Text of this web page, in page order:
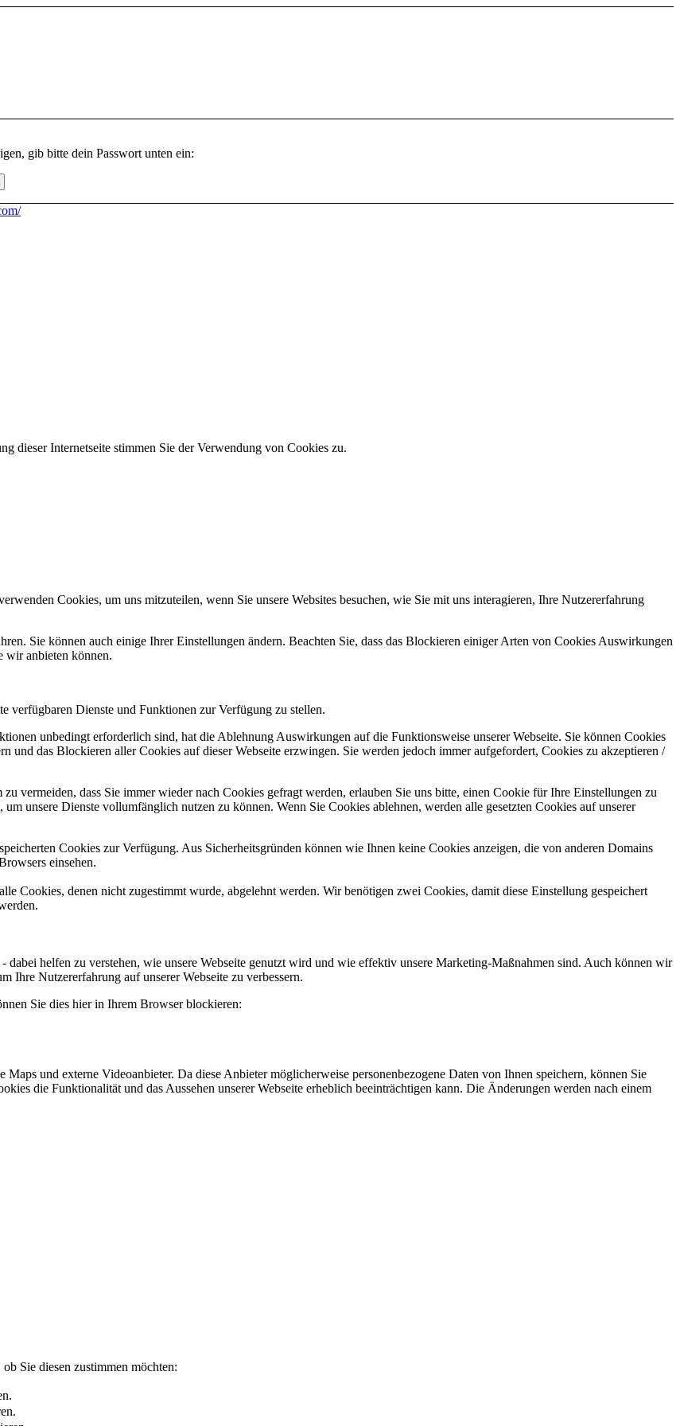
gib bitte dein Passwort unten ein:
dieser Internetseite stimmen Sie der Verwendung von Cookies zu.
Cookies, um uns mitzuteilen, wenn Sie unsere Websites besuchen, wie Sie mit uns interagieren, Ihre Nutzererfahrung
Sie können auch einige Ihrer Einstellungen ändern. Beachten Sie, dass das Blockieren einiger Arten von Cookies Auswirkungen
wir anbieten können.
verfügbaren Dienste und Funktionen zur Verfügung zu stellen.
unbedingt erforderlich sind, hat die Ablehnung Auswirkungen auf die Funktionsweise unserer Webseite. Sie können Cookies
und das Blockieren aller Cookies auf dieser Webseite erzwingen. Sie werden jedoch immer aufgefordert, Cookies zu akzeptieren /
vermeiden, dass Sie immer wieder nach Cookies gefragt werden, erlauben Sie uns bitte, einen Cookie für Ihre Einstellungen zu
unsere Dienste vollumfänglich nutzen zu können. Wenn Sie Cookies ablehnen, werden alle gesetzten Cookies auf unserer
Cookies zur Verfügung. Aus Sicherheitsgründen können wie Ihnen keine Cookies anzeigen, die von anderen Domains
einsehen.
Cookies, denen nicht zugestimmt wurde, abgelehnt werden. Wir benötigen zwei Cookies, damit diese Einstellung gespeichert
dabei helfen zu verstehen, wie unsere Webseite genutzt wird und wie effektiv unsere Marketing-Maßnahmen sind. Auch können wir
Ihre Nutzererfahrung auf unserer Webseite zu verbessern.
Sie dies hier in Ihrem Browser blockieren:
und externe Videoanbieter. Da diese Anbieter möglicherweise personenbezogene Daten von Ihnen speichern, können Sie
die Funktionalität und das Aussehen unserer Webseite erheblich beeinträchtigen kann. Die Änderungen werden nach einem
Sie diesen zustimmen möchten: